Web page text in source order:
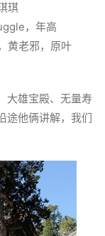
琪
，年高
黄老邪，原叶
大雄宝殿、无量寿
途他俩讲解，我们